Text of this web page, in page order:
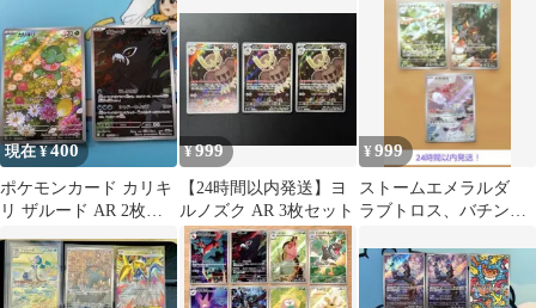
現在 ¥400
ポケモンカード カリキ
リ ザルード AR 2枚セ
¥999
【24時間以内発送】ヨ
ルノズク AR 3枚セット
¥999
ストームエメラルダ
ラブトロス、バチンウ